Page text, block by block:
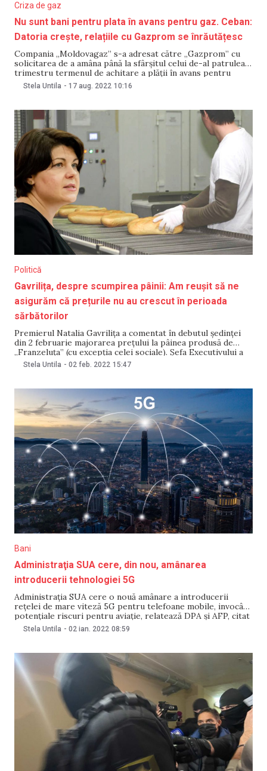
Criza de gaz
Nu sunt bani pentru plata în avans pentru gaz. Ceban:
Datoria crește, relațiile cu Gazprom se înrăutățesc
Compania „Moldovagaz” s-a adresat către „Gazprom” cu
solicitarea de a amâna până la sfârșitul celui de-al patrulea
trimestru termenul de achitare a plății în avans pentru
lunile august-septembrie. Precizarea a fost făcută de către
președintele consiliului de administrație Vadim Ceban, pe 17
Stela Untila - 17 aug. 2022 10:16
Politică
Gavrilița, despre scumpirea pâinii: Am reușit să ne
asigurăm că prețurile nu au crescut în perioada
sărbătorilor
Premierul Natalia Gavrilița a comentat în debutul ședinței
din 2 februarie majorarea prețului la pâinea produsă de
„Franzeluța” (cu excepția celei sociale). Șefa Executivului a
argumentat că prețurile nu fuseseră ajustate din 2015 și a
Stela Untila - 02 feb. 2022 15:47
Bani
Administraţia SUA cere, din nou, amânarea
introducerii tehnologiei 5G
Administraţia SUA cere o nouă amânare a introducerii
reţelei de mare viteză 5G pentru telefoane mobile, invocând
potenţiale riscuri pentru aviaţie, relatează DPA şi AFP, citat
de Digi24. Secretarul Transporturilor, Pete Buttigieg, şi
şeful Administraţiei Aviatice Federale (FAA), Steve Dickson,
Verizon, principalele
Stela Untila - 02 ian. 2022 08:59